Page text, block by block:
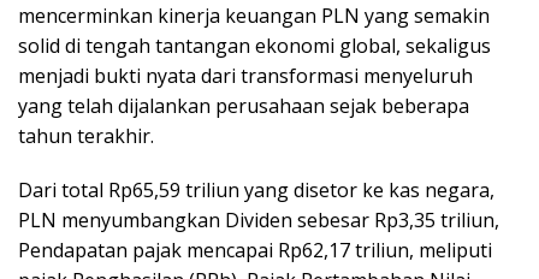
mencerminkan kinerja keuangan PLN yang semakin
solid di tengah tantangan ekonomi global, sekaligus
menjadi bukti nyata dari transformasi menyeluruh
yang telah dijalankan perusahaan sejak beberapa
tahun terakhir.
Dari total Rp65,59 triliun yang disetor ke kas negara,
PLN menyumbangkan Dividen sebesar Rp3,35 triliun,
Pendapatan pajak mencapai Rp62,17 triliun, meliputi